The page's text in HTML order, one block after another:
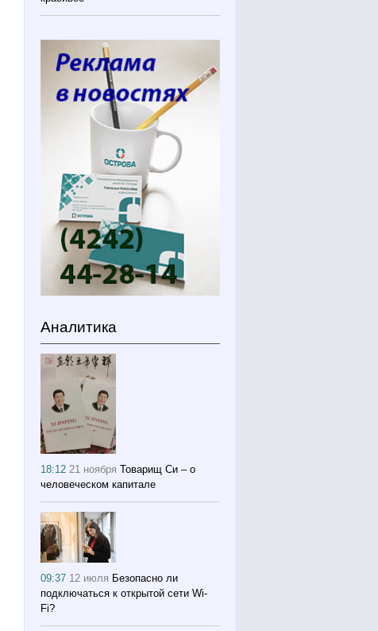
Аналитика
18:1221 ноября Товарищ Си – о
человеческом капитале
09:37 12 июля Безопасно ли
подключаться к открытой сети Wi-
Fi?